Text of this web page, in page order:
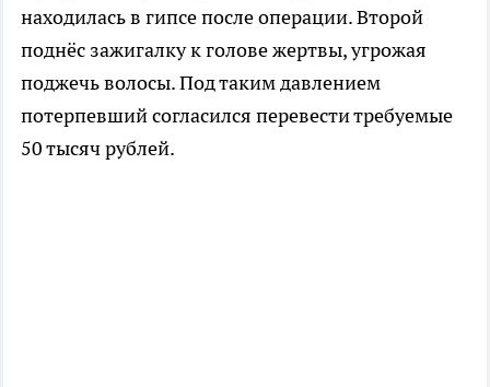
находилась в гипсе после операции. Второй
поднёс зажигалку к голове жертвы, угрожая
поджечь волосы. Под таким давлением
потерпевший согласился перевести требуемые
50 тысяч рублей.